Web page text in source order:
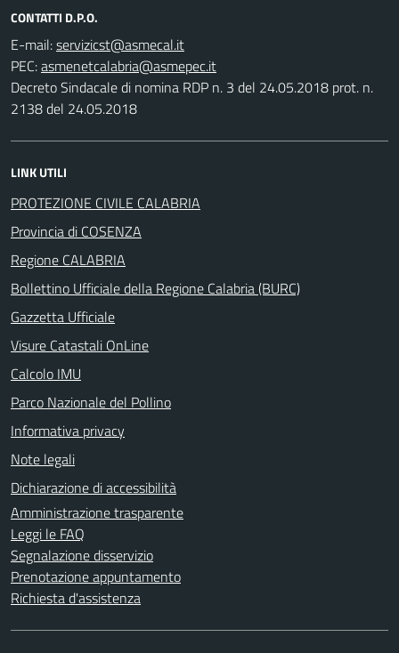
CONTATTI D.P.O.
E-mail:
PEC:
Decreto Sindacale di nomina RDP n. 3 del 24.05.2018 prot. n.
2138 del 24.05.2018
LINK UTILI
PROTEZIONE CIVILE CALABRIA
Provincia di COSENZA
Regione CALABRIA
Bollettino Ufficiale della Regione Calabria (BURC)
Gazzetta Ufficiale
Visure Catastali OnLine
Calcolo IMU
Parco Nazionale del Pollino
Informativa privacy
Note legali
Dichiarazione di accessibilità
Amministrazione trasparente
Leggi le FAQ
Segnalazione disservizio
Prenotazione appuntamento
Richiesta d'assistenza